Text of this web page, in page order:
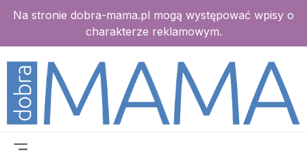
Na stronie dobra-mama.pl mogą występować wpisy o
charakterze reklamowym.